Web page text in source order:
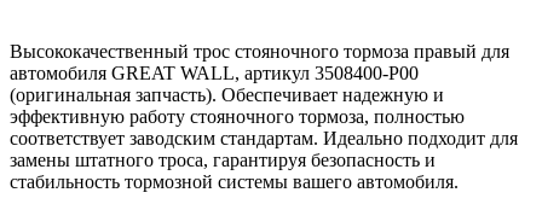
Высококачественный трос стояночного тормоза правый для
автомобиля GREAT WALL, артикул 3508400-P00
(оригинальная запчасть). Обеспечивает надежную и
эффективную работу стояночного тормоза, полностью
соответствует заводским стандартам. Идеально подходит для
замены штатного троса, гарантируя безопасность и
стабильность тормозной системы вашего автомобиля.